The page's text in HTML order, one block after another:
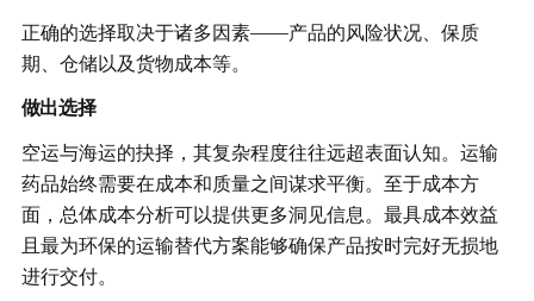
正确的选择取决于诸多因素——产品的风险状况、保质
期、仓储以及货物成本等。
做出选择
空运与海运的抉择，其复杂程度往往远超表面认知。运输
药品始终需要在成本和质量之间谋求平衡。至于成本方
面，总体成本分析可以提供更多洞见信息。最具成本效益
且最为环保的运输替代方案能够确保产品按时完好无损地
进行交付。